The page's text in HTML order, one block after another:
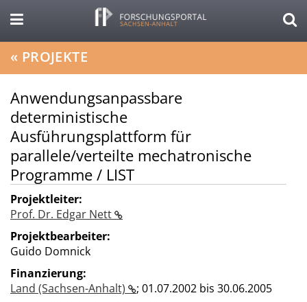
« PROJEKTE
Anwendungsanpassbare
deterministische
Ausführungsplattform für
parallele/verteilte mechatronische
Programme / LIST
Projektleiter:
Prof. Dr. Edgar Nett
Projektbearbeiter:
Guido Domnick
Finanzierung:
Land (Sachsen-Anhalt)
; 01.07.2002 bis 30.06.2005